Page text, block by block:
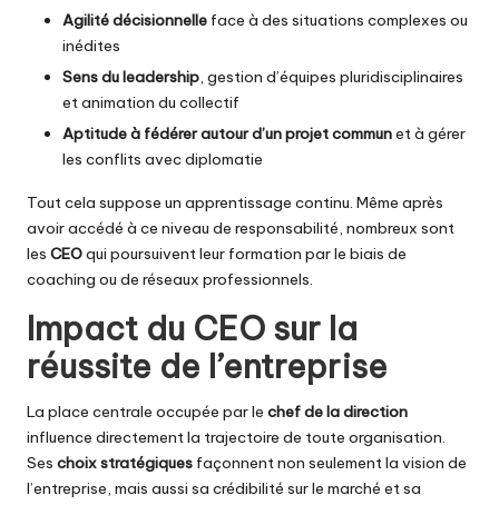
Agilité décisionnelle face à des situations complexes ou
inédites
Sens du leadership, gestion d’équipes pluridisciplinaires
et animation du collectif
Aptitude à fédérer autour d’un projet communet à gérer
les conflits avec diplomatie
Tout cela suppose un apprentissage continu. Même après
avoir accédé à ce niveau de responsabilité, nombreux sont
les CEOqui poursuivent leur formation par le biais de
coaching ou de réseaux professionnels.
Impact du CEO sur la
réussite de l’entreprise
La place centrale occupée par le chef de la direction
influence directement la trajectoire de toute organisation.
Ses choix stratégiques façonnent non seulement la vision de
l’entreprise, mais aussi sa crédibilité sur le marché et sa